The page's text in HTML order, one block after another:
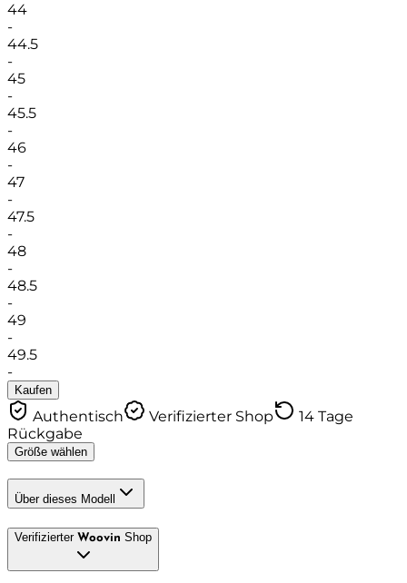
44
-
44.5
-
45
-
45.5
-
46
-
47
-
47.5
-
48
-
48.5
-
49
-
49.5
-
Kaufen
Authentisch Verifizierter Shop
14 Tage
Rückgabe
Größe wählen
Über dieses Modell
Verifizierter Woovin Shop